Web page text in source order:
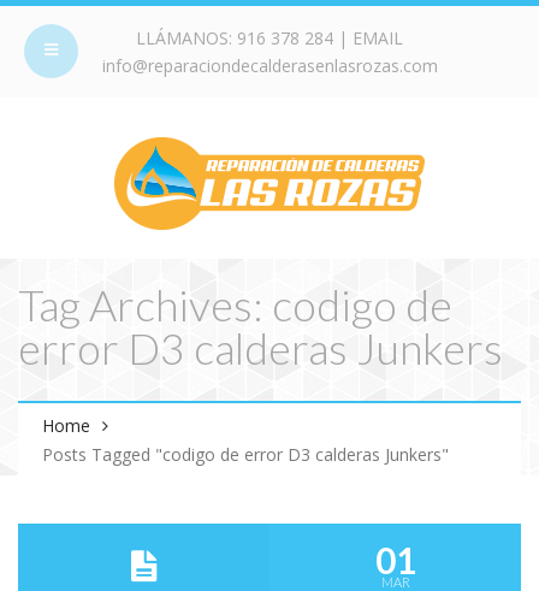
LLÁMANOS: 916 378 284 | EMAIL
info@reparaciondecalderasenlasrozas.com
Tag Archives: codigo de
error D3 calderas Junkers
Home
Posts Tagged "codigo de error D3 calderas Junkers"
01
MAR